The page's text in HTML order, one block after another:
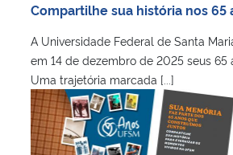
Secretaria de Governo
Gabinete de Segurança Institucional
Advocacia-Geral da União
Banco Central do Brasil
Compartilhe sua história nos 65
A Universidade Federal de Santa
em 14 de dezembro de 2025 seus 65
Uma trajetória marcada [...]